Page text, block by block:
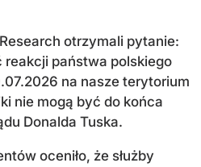
otrzymali pytanie:
reakcji państwa polskiego
na nasze terytorium
nie mogą być do końca
Donalda Tuska.
oceniło, że służby